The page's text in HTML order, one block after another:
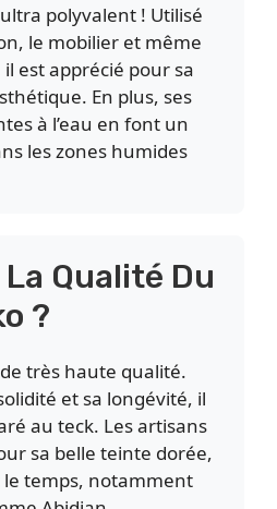
polyvalent ! Utilisé
le mobilier et même
est apprécié pour sa
En plus, ses
à l’eau en font un
les zones humides
Qualité Du
?
de très haute qualité.
et sa longévité, il
au teck. Les artisans
sa belle teinte dorée,
le temps, notamment